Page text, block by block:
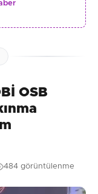
OSB
484 görüntülenme